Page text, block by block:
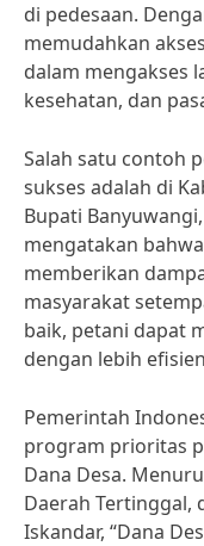
di pedesaan.
memudahkan
dalam mengakses
kesehatan, dan
Salah satu contoh
sukses adalah di
Bupati
mengatakan
memberikan
masyarakat
baik, petani dapat
dengan lebih
Pemerintah
program prioritas
Dana Desa.
Daerah Tertinggal,
Iskandar, “Dana